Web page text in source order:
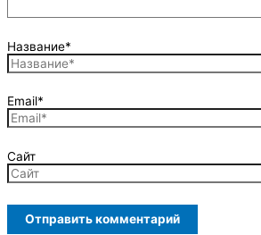
Название*
Email*
Сайт